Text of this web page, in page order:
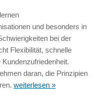
und besonders in
bei der
Flexibilität, schnelle
daran, die Prinzipien
weiterlesen »